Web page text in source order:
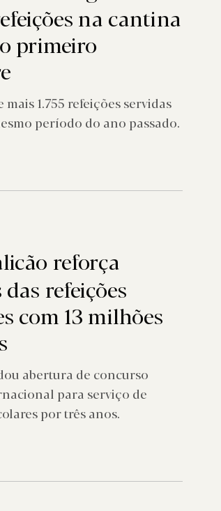
na cantina
primeiro
mais 1.755 refeições servidas
período do ano passado.
reforça
refeições
com 13 milhões
abertura de concurso
para serviço de
por três anos.